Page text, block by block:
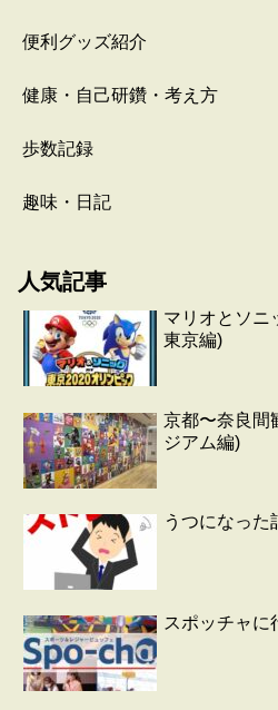
便利グッズ紹介
健康・自己研鑽・考え方
歩数記録
趣味・日記
人気記事
マリオとソニ
東京編)
京都〜奈良間
ジアム編)
うつになった
スポッチャに